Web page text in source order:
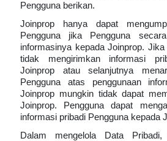
Pengguna berikan.
Joinprop hanya dapat
Pengguna jika Pengguna
informasinya kepada Joinprop.
tidak mengirimkan informasi
Joinprop atau selanjutnya
Pengguna atas penggunaan
Joinprop mungkin tidak dapat
Joinprop. Pengguna dapat
informasi pribadi Pengguna kepada
Dalam mengelola Data